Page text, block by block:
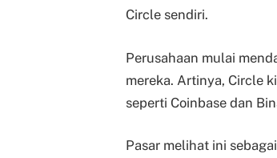
Circle sendiri.
Perusahaan mulai
mereka. Artinya, Circle
seperti Coinbase dan
Pasar melihat ini